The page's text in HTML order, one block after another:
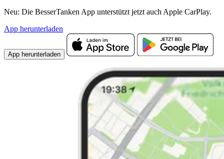
Neu: Die BesserTanken App unterstützt jetzt auch Apple CarPlay.
App herunterladen
App herunterladen